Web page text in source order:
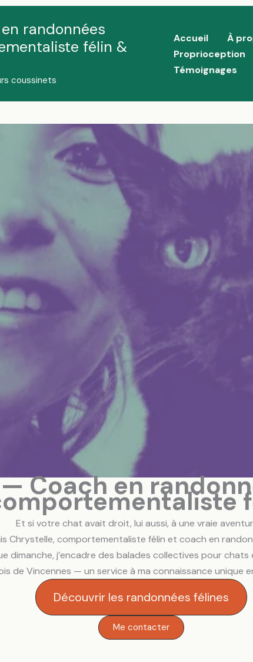
randonnées
félin &
coussinets
Accueil À
Proprioception
Témoignages
Coach en
Et si votre chat avait droit, lui aussi, à une vraie
Chrystelle, comportementaliste félin et coach en
dimanche, j’encadre des balades collectives pour chats
de Vincennes — un service à ma connaissance unique
Découvrir les randonnées félines
Me contacter